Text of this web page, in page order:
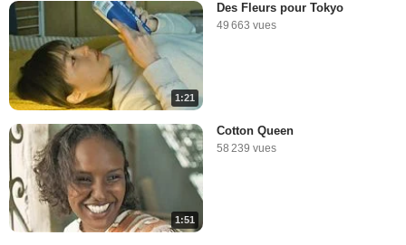
1:21
Des Fleurs pour Tokyo
49 663 vues
1:51
Cotton Queen
58 239 vues